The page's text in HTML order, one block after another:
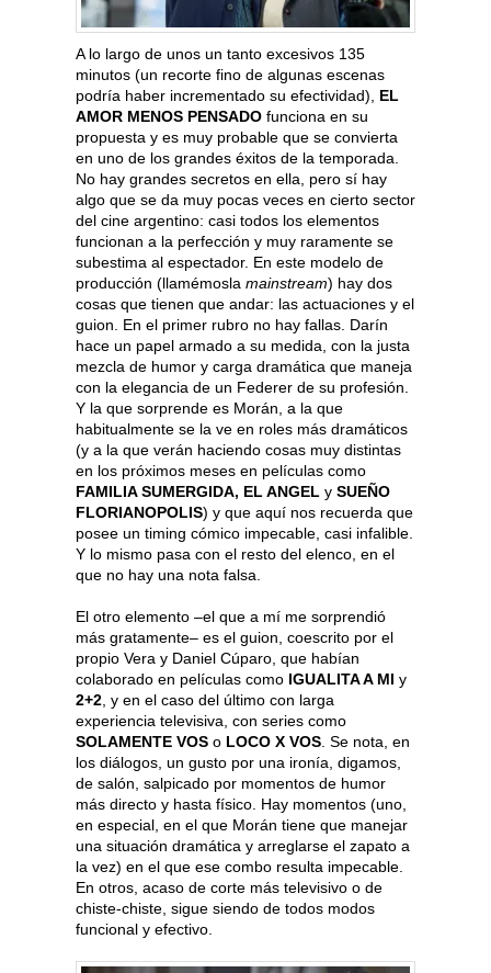
A lo largo de unos un tanto excesivos 135
minutos (un recorte fino de algunas escenas
podría haber incrementado su efectividad), EL
AMOR MENOS PENSADO funciona en su
propuesta y es muy probable que se convierta
en uno de los grandes éxitos de la temporada.
No hay grandes secretos en ella, pero sí hay
algo que se da muy pocas veces en cierto sector
del cine argentino: casi todos los elementos
funcionan a la perfección y muy raramente se
subestima al espectador. En este modelo de
producción (llamémosla mainstream) hay dos
cosas que tienen que andar: las actuaciones y el
guion. En el primer rubro no hay fallas. Darín
hace un papel armado a su medida, con la justa
mezcla de humor y carga dramática que maneja
con la elegancia de un Federer de su profesión.
Y la que sorprende es Morán, a la que
habitualmente se la ve en roles más dramáticos
(y a la que verán haciendo cosas muy distintas
en los próximos meses en películas como
FAMILIA SUMERGIDA, EL ANGEL y SUEÑO
FLORIANOPOLIS) y que aquí nos recuerda que
posee un timing cómico impecable, casi infalible.
Y lo mismo pasa con el resto del elenco, en el
que no hay una nota falsa.
El otro elemento –el que a mí me sorprendió
más gratamente– es el guion, coescrito por el
propio Vera y Daniel Cúparo, que habían
colaborado en películas como IGUALITA A MI y
2+2 , y en el caso del último con larga
experiencia televisiva, con series como
SOLAMENTE VOS o LOCO X VOS . Se nota, en
los diálogos, un gusto por una ironía, digamos,
de salón, salpicado por momentos de humor
más directo y hasta físico. Hay momentos (uno,
en especial, en el que Morán tiene que manejar
una situación dramática y arreglarse el zapato a
la vez) en el que ese combo resulta impecable.
En otros, acaso de corte más televisivo o de
chiste-chiste, sigue siendo de todos modos
funcional y efectivo.